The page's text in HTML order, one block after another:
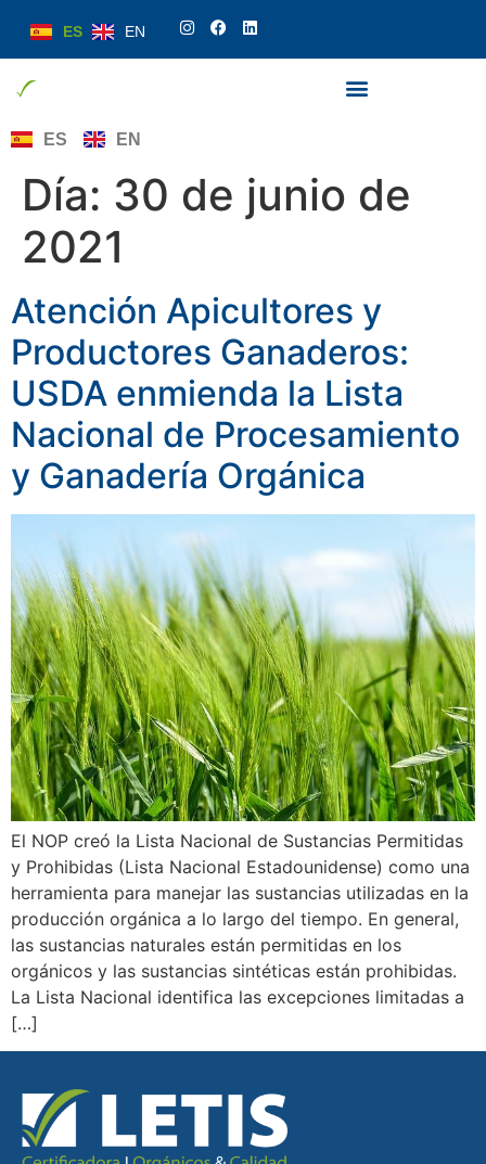
ES EN
ES EN
Día: 30 de junio de
2021
Atención Apicultores y
Productores Ganaderos:
USDA enmienda la Lista
Nacional de Procesamiento
y Ganadería Orgánica
El NOP creó la Lista Nacional de Sustancias Permitidas
y Prohibidas (Lista Nacional Estadounidense) como una
herramienta para manejar las sustancias utilizadas en la
producción orgánica a lo largo del tiempo. En general,
las sustancias naturales están permitidas en los
orgánicos y las sustancias sintéticas están prohibidas.
La Lista Nacional identifica las excepciones limitadas a
[…]